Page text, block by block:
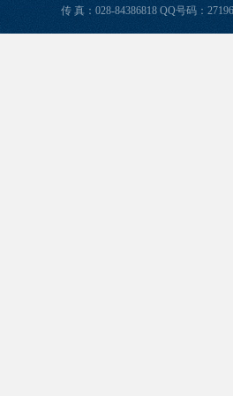
传 真：028-84386818 QQ号码：